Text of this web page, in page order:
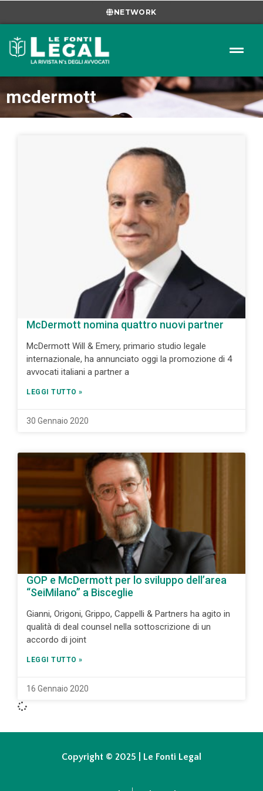
NETWORK
mcdermott
McDermott nomina quattro nuovi partner
McDermott Will & Emery, primario studio legale
internazionale, ha annunciato oggi la promozione di 4
avvocati italiani a partner a
LEGGI TUTTO »
30 Gennaio 2020
GOP e McDermott per lo sviluppo dell’area
“SeiMilano” a Bisceglie
Gianni, Origoni, Grippo, Cappelli & Partners ha agito in
qualità di deal counsel nella sottoscrizione di un
accordo di joint
LEGGI TUTTO »
16 Gennaio 2020
Copyright © 2025 | Le Fonti Legal